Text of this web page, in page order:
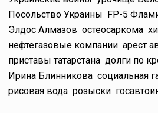
Посольство Украины FP-5
Элдос Алмазов остеосаркома
нефтегазовые компании арест
приставы татарстана долги по
Ирина Блинникова социальная
рисовая вода розыски